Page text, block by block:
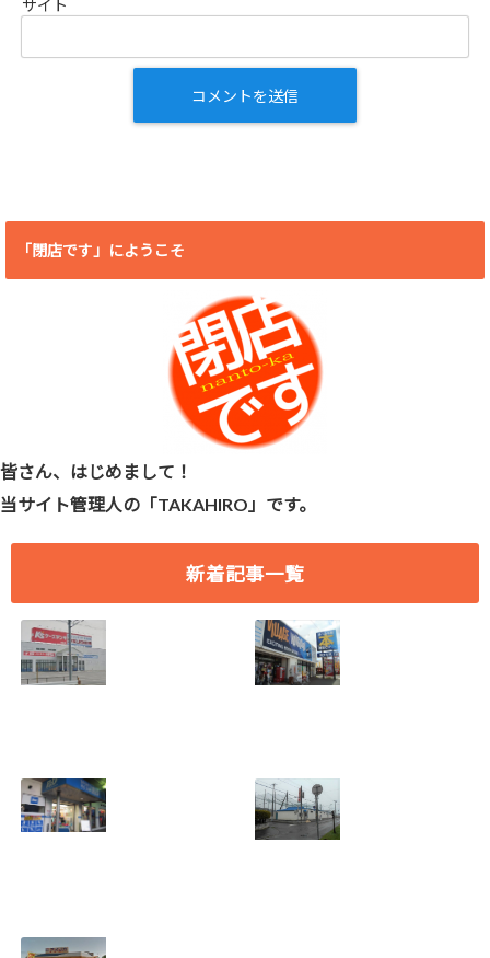
サイト
「閉店です」にようこそ
皆さん、はじめまして！
当サイト管理人の「TAKAHIRO」です。
新着記事一覧
2018年7月29日
(日)をもって閉店
2018.07.19
ード刈谷店 2018年
9月17日(月)をもっ
て閉店
2018年7月29日